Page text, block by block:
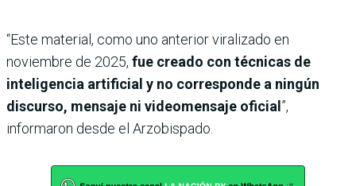
“Este material, como uno anterior viralizado en
noviembre de 2025, fue creado con técnicas de
inteligencia artificial y no corresponde a ningún
discurso, mensaje ni videomensaje oficial ”,
informaron desde el Arzobispado.